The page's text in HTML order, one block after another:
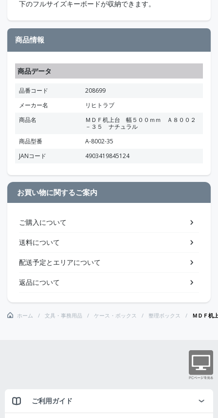
下のフルサイズキーボードが収納できます。
商品情報
商品データ
品番コード
208699
メーカー名
リヒトラブ
商品名
ＭＤＦ机上台 幅５００ｍｍ Ａ８００２
－３５ ナチュラル
商品型番
A-8002-35
JANコード
4903419845124
お買い物に関するご案内
ご購入について
送料について
配送予定とエリアについて
返品について
ホーム 文具・事務用品 ケース・ボックス 整理ボックス ＭＤＦ机
ご利用ガイド